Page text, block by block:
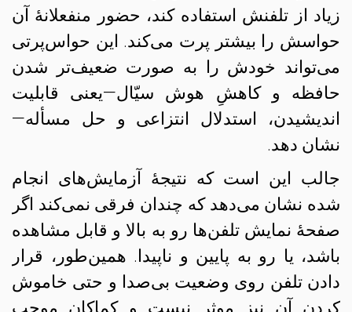
زیاد از تلفنش استفاده کند، حضور منفعلانهٔ آن
حواسش را بیشتر پرت می‌کند. این حواس‌پرتی
می‌تواند خودش را به صورت ضعیف‌تر شدن
حافظه و کاهشِ هوش سیّال—یعنی قابلیت
اندیشیدن، استدلال انتزاعی و حل مسأله—
نشان دهد.
جالب این است که نتیجهٔ آزمایش‌های انجام
شده نشان می‌دهد که چندان فرقی نمی‌کند اگر
صفحهٔ نمایش تلفن‌ها رو به بالا و قابل مشاهده
باشد، یا رو به پایین و ناپیدا. همین‌طور، قرار
دادن تلفن روی وضعیت بی‌صدا و حتی خاموش
کردن آن نیز موثر نیست و کماکان موجب